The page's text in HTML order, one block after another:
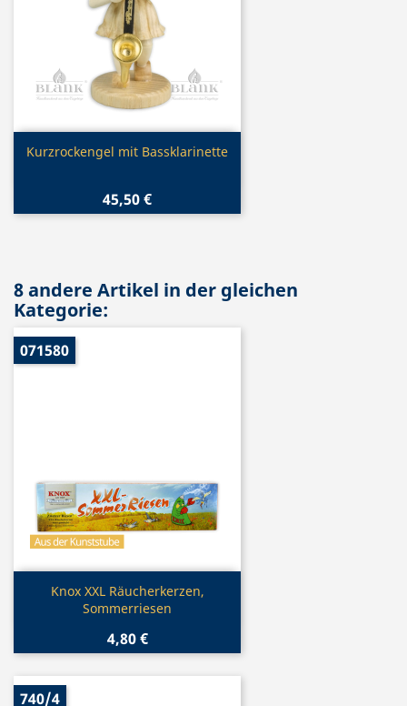
Vorschau
Kurzrockengel mit Bassklarinette
45,50 €
8 andere Artikel in der gleichen
Kategorie:
Vorschau
Knox XXL Räucherkerzen,
Sommerriesen
4,80 €
071580
740/4